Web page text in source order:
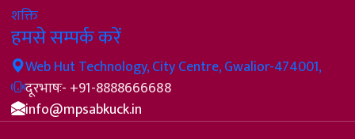
शक्ति
हमसे सम्पर्क करें
Web Hut Technology, City Centre, Gwalior-474001,
दूरभाषः- +91-8888666688
info@mpsabkuck.in